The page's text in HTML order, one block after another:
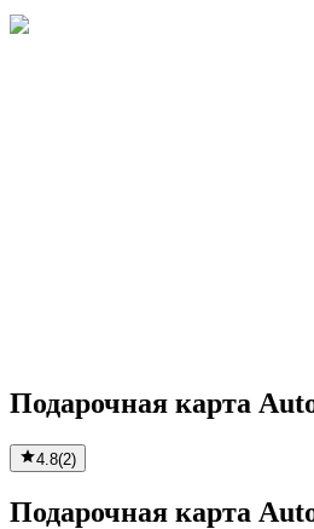
Подарочная карта
4.8(2)
Подарочная карта